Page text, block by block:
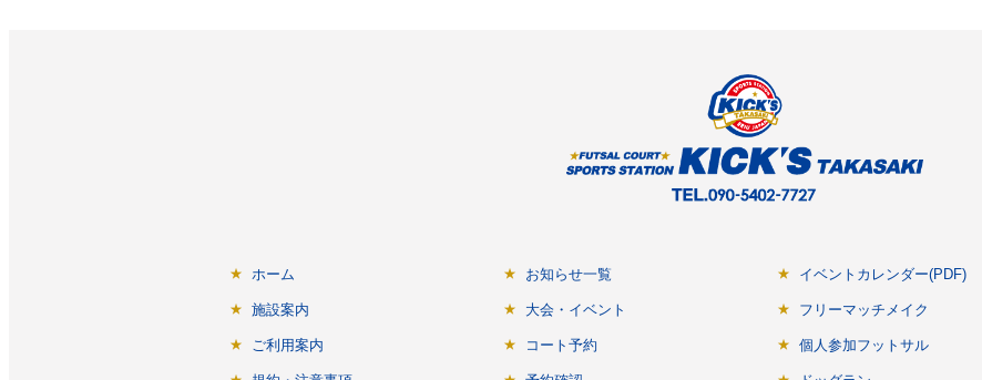
ホーム
施設案内
ご利用案内
お知らせ一覧
大会・イベント
コート予約
イベントカレンダー(PDF)
フリーマッチメイク
個人参加フットサル